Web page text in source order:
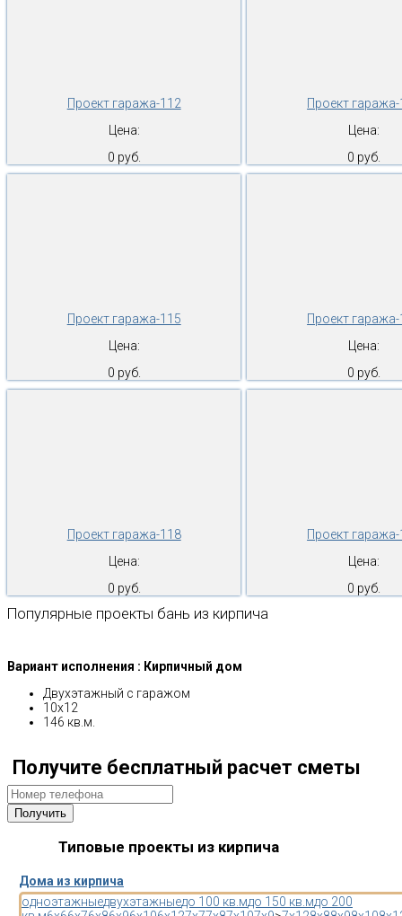
Проект гаража-112
Цена:
0 руб.
Проект
Цена:
0 руб.
Проект гаража-115
Цена:
0 руб.
Проект
Цена:
0 руб.
Проект гаража-118
Цена:
0 руб.
Проект
Цена:
0 руб.
Популярные проекты бань из кирпича
Вариант исполнения : Кирпичный дом
Двухэтажный с гаражом
10х12
146 кв.м.
Получите бесплатный расчет сметы
Типовые проекты из кирпича
Дома из кирпича
одноэтажныедвухэтажныедо 100 кв.мдо 150 кв.мдо 200